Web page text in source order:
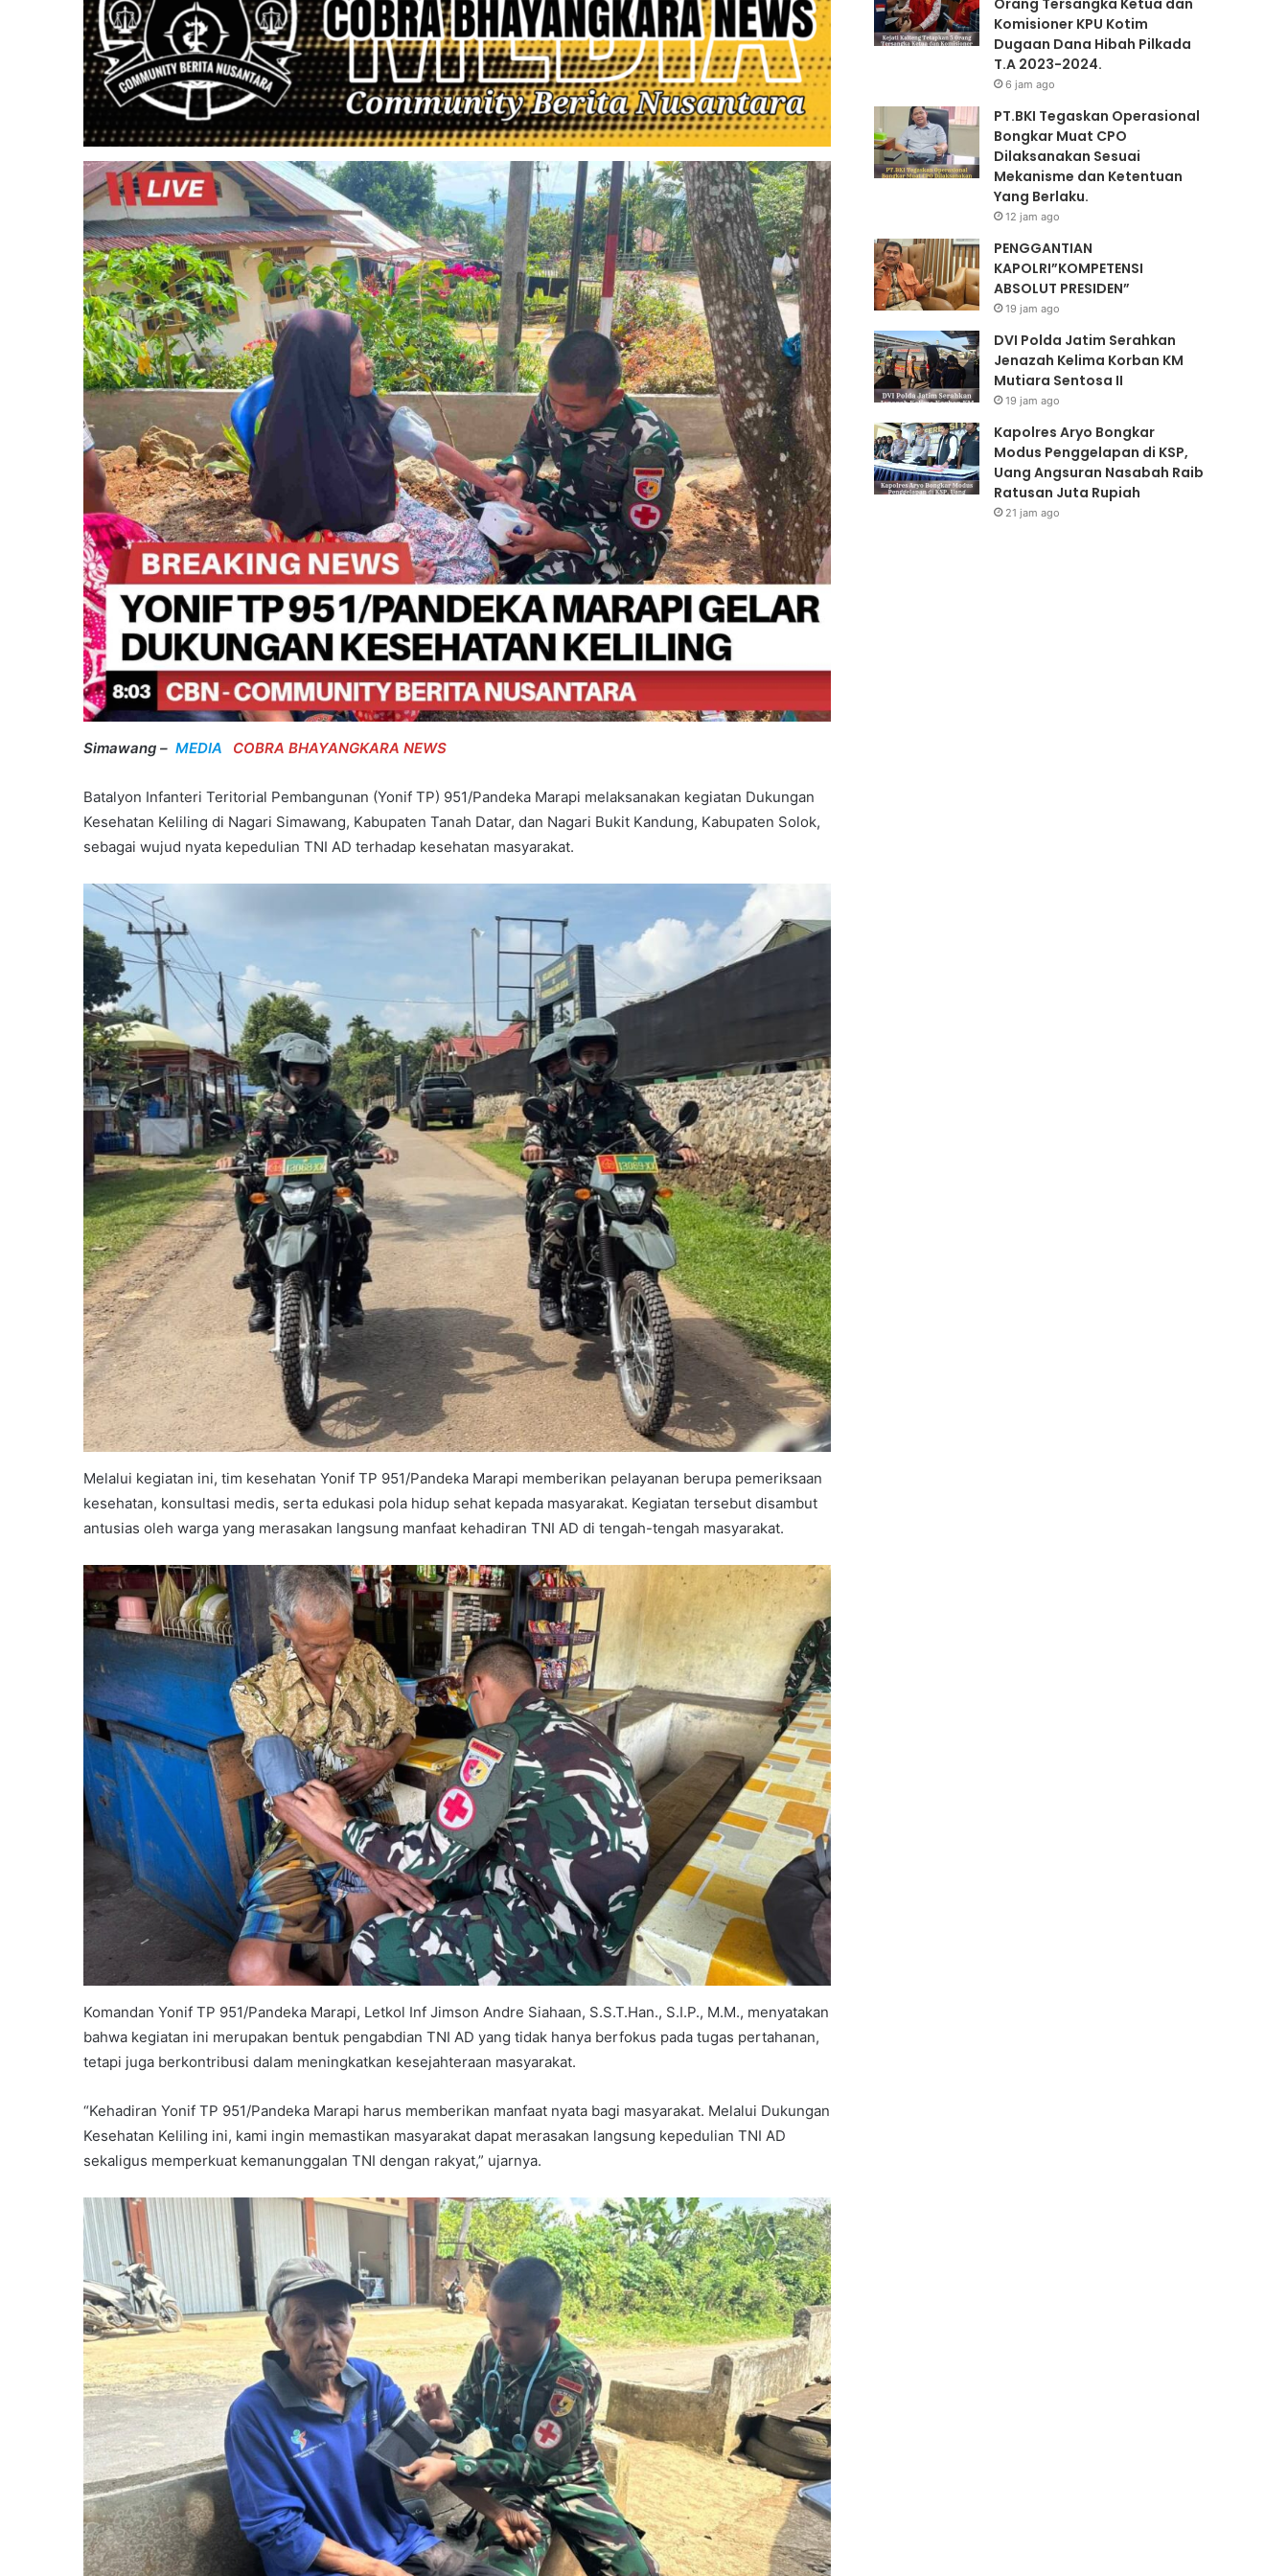
Simawang – MEDIA COBRA BHAYANGKARA NEWS
Batalyon Infanteri Teritorial Pembangunan (Yonif TP) 951/Pandeka Marapi melaksanakan kegiatan Dukungan
Kesehatan Keliling di Nagari Simawang, Kabupaten Tanah Datar, dan Nagari Bukit Kandung, Kabupaten Solok,
sebagai wujud nyata kepedulian TNI AD terhadap kesehatan masyarakat.
Melalui kegiatan ini, tim kesehatan Yonif TP 951/Pandeka Marapi memberikan pelayanan berupa pemeriksaan
kesehatan, konsultasi medis, serta edukasi pola hidup sehat kepada masyarakat. Kegiatan tersebut disambut
antusias oleh warga yang merasakan langsung manfaat kehadiran TNI AD di tengah-tengah masyarakat.
Komandan Yonif TP 951/Pandeka Marapi, Letkol Inf Jimson Andre Siahaan, S.S.T.Han., S.I.P., M.M., menyatakan
bahwa kegiatan ini merupakan bentuk pengabdian TNI AD yang tidak hanya berfokus pada tugas pertahanan,
tetapi juga berkontribusi dalam meningkatkan kesejahteraan masyarakat.
“Kehadiran Yonif TP 951/Pandeka Marapi harus memberikan manfaat nyata bagi masyarakat. Melalui Dukungan
Kesehatan Keliling ini, kami ingin memastikan masyarakat dapat merasakan langsung kepedulian TNI AD
sekaligus memperkuat kemanunggalan TNI dengan rakyat,” ujarnya.
Pilkada
T.A
2023-
2024.
Orang Tersangka Ketua dan
Komisioner KPU Kotim
Dugaan Dana Hibah Pilkada
T.A 2023-2024.
6 jam ago
PT.BKI Tegaskan Operasional
Bongkar Muat CPO
Dilaksanakan Sesuai
Mekanisme dan Ketentuan
Yang Berlaku.
12 jam ago
PENGGANTIAN
KAPOLRI”KOMPETENSI
ABSOLUT PRESIDEN”
19 jam ago
DVI Polda Jatim Serahkan
Jenazah Kelima Korban KM
Mutiara Sentosa II
19 jam ago
Kapolres Aryo Bongkar
Modus Penggelapan di KSP,
Uang Angsuran Nasabah Raib
Ratusan Juta Rupiah
21 jam ago